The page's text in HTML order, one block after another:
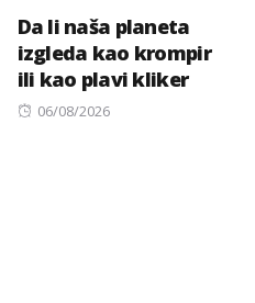
Da li naša planeta
izgleda kao krompir
ili kao plavi kliker
Posted
06/08/2026